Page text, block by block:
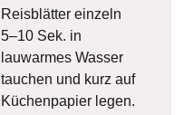
Reisblätter einzeln
5–10 Sek. in
lauwarmes Wasser
tauchen und kurz auf
Küchenpapier legen.